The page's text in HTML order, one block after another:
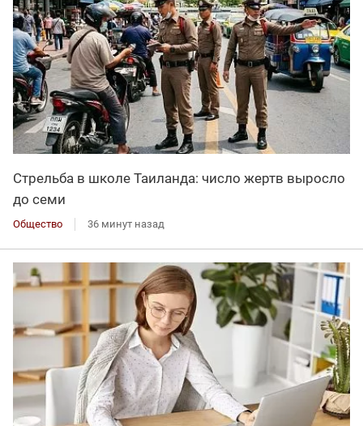
Стрельба в школе Таиланда: число жертв выросло
до семи
Общество 36 минут назад